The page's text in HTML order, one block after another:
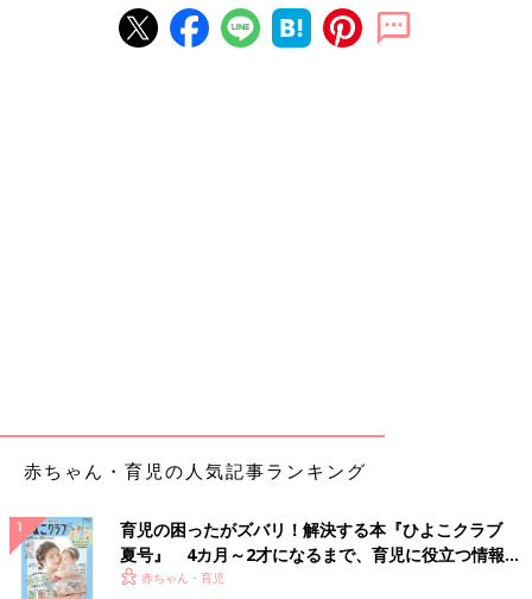
赤ちゃん・育児の人気記事ランキング
育児の困ったがズバリ！解決する本『ひよこクラブ
夏号』 4カ月～2才になるまで、育児に役立つ情報が
いっぱい！
赤ちゃん・育児